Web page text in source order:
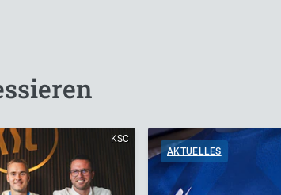
KSC
AKTUELLES